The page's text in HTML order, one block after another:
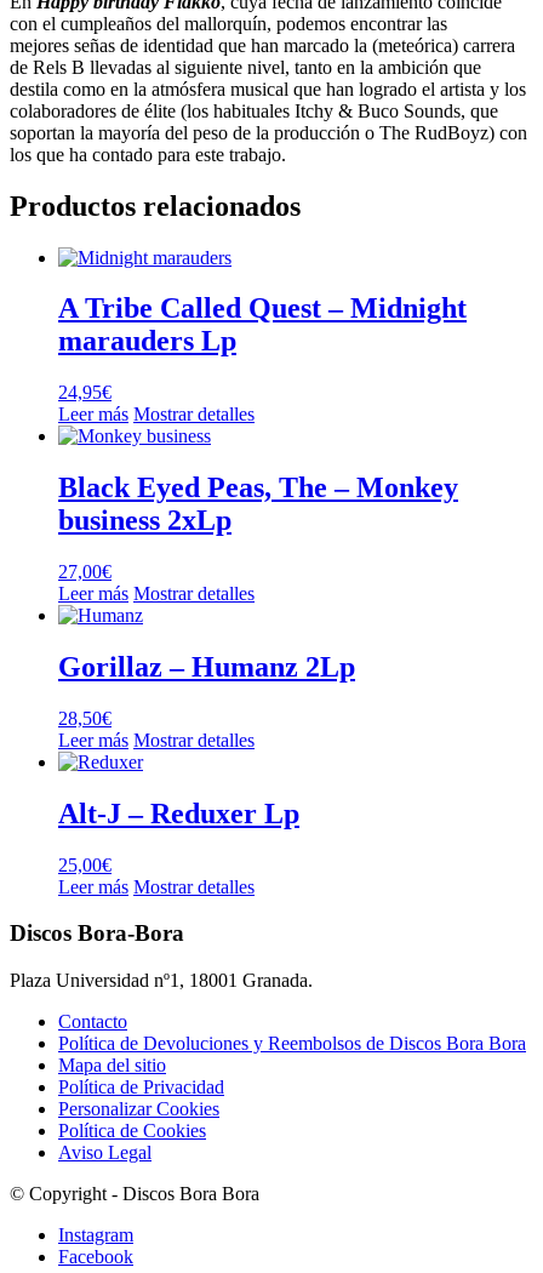
con el cumpleaños del mallorquín, podemos encontrar las
mejores señas de identidad que han marcado la (meteórica) carrera
de Rels B llevadas al siguiente nivel, tanto en la ambición que
destila como en la atmósfera musical que han logrado el artista y los
colaboradores de élite (los habituales Itchy & Buco Sounds, que
soportan la mayoría del peso de la producción o The RudBoyz) con
los que ha contado para este trabajo.
Productos relacionados
A Tribe Called Quest – Midnight
marauders Lp
24,95€
Leer más Mostrar detalles
Black Eyed Peas, The – Monkey
business 2xLp
27,00€
Leer más Mostrar detalles
Gorillaz – Humanz 2Lp
28,50€
Leer más Mostrar detalles
Alt-J – Reduxer Lp
25,00€
Leer más Mostrar detalles
Discos Bora-Bora
Plaza Universidad nº1, 18001 Granada.
Contacto
Política de Devoluciones y Reembolsos de Discos Bora Bora
Mapa del sitio
Política de Privacidad
Personalizar Cookies
Política de Cookies
Aviso Legal
© Copyright - Discos Bora Bora
Instagram
Facebook